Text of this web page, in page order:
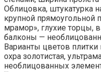
Облицовка, штукатурка
крупной прямоугольной
мрамор», глухие торцы,
балконы —
Варианты цветов
охра золотистая,
необлицованных